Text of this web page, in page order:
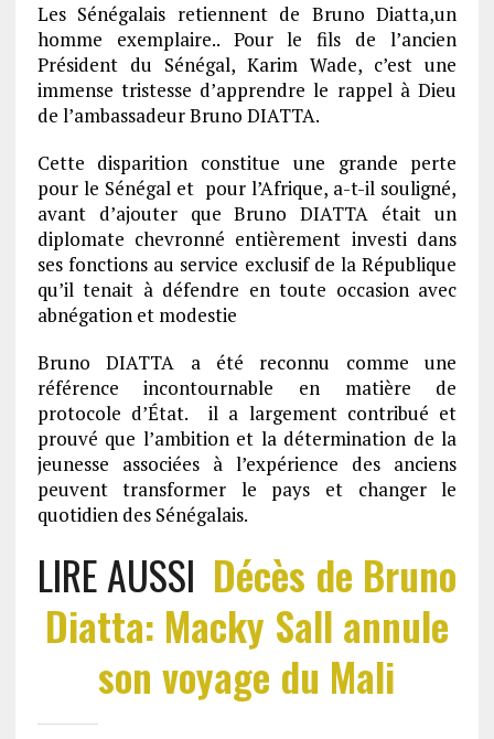
Les Sénégalais retiennent de Bruno Diatta,un
homme exemplaire.. Pour le fils de l’ancien
Président du Sénégal, Karim Wade, c’est une
immense tristesse d’apprendre le rappel à Dieu
de l’ambassadeur Bruno DIATTA.
Cette disparition constitue une grande perte
pour le Sénégal et pour l’Afrique, a-t-il souligné,
avant d’ajouter que Bruno DIATTA était un
diplomate chevronné entièrement investi dans
ses fonctions au service exclusif de la République
qu’il tenait à défendre en toute occasion avec
abnégation et modestie
Bruno DIATTA a été reconnu comme une
référence incontournable en matière de
protocole d’État. il a largement contribué et
prouvé que l’ambition et la détermination de la
jeunesse associées à l’expérience des anciens
peuvent transformer le pays et changer le
quotidien des Sénégalais.
LIRE AUSSI Décès de Bruno
Diatta: Macky Sall annule
son voyage du Mali